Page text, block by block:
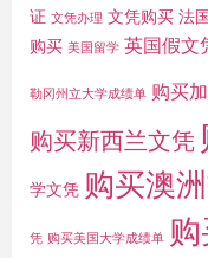
证 文凭办理 文凭购买 法
购买 美国留学 英国假文
勒冈州立大学成绩单 购买
购买新西兰文凭
学文凭 购买澳
凭 购买美国大学成绩单